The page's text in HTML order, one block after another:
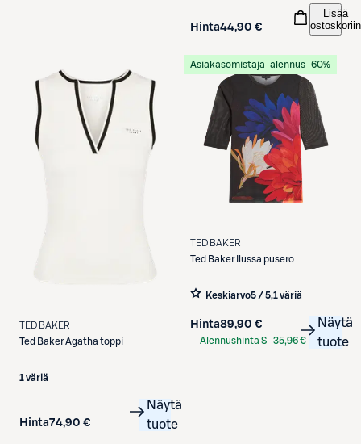
Hinta44,90 €
Lisää
ostoskoriin
TED BAKER
Ted BakerAgatha toppi
1 väriä
Hinta74,90 €
Näytä
tuote
Asiakasomistaja-alennus−60%
TED BAKER
Ted Baker
Ilussa pusero
Keskiarvo5 / 5,1 väriä
Hinta89,90 €
Alennushinta S-35,96 €
Näytä
tuote